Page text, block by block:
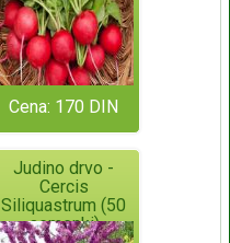
Cena: 170 DIN
Judino drvo -
Cercis
Siliquastrum (50
semenki)